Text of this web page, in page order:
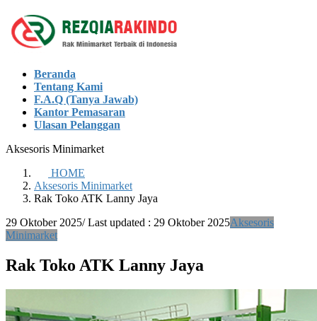
Skip
to
the
Skip
to
the
Beranda
Tentang Kami
F.A.Q (Tanya Jawab)
Kantor Pemasaran
Ulasan Pelanggan
Aksesoris Minimarket
HOME
Aksesoris Minimarket
Rak Toko ATK Lanny Jaya
29 Oktober 2025/ Last updated : 29 Oktober 2025Aksesoris
Minimarket
Rak Toko ATK Lanny Jaya